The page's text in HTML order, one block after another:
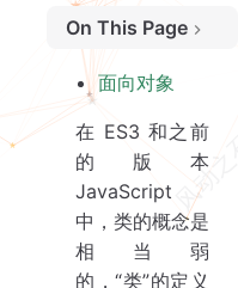
On This Page
面向对象
面向对象
在 ES3 和之前
的版本
JavaScript
中，类的概念是
相当弱
的，“类”的定义